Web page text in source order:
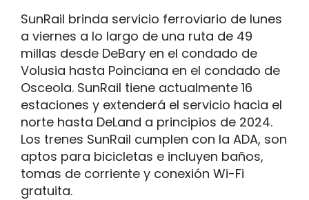
SunRail brinda servicio ferroviario de lunes
a viernes a lo largo de una ruta de 49
millas desde DeBary en el condado de
Volusia hasta Poinciana en el condado de
Osceola. SunRail tiene actualmente 16
estaciones y extenderá el servicio hacia el
norte hasta DeLand a principios de 2024.
Los trenes SunRail cumplen con la ADA, son
aptos para bicicletas e incluyen baños,
tomas de corriente y conexión Wi-Fi
gratuita.